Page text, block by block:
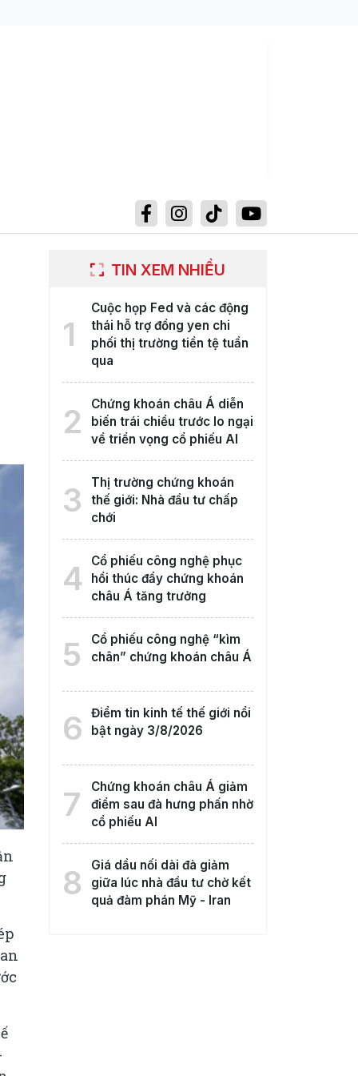
TIN XEM NHIỀU
1
Cuộc họp Fed và các động
thái hỗ trợ đồng yen chi
phối thị trường tiền tệ tuần
qua
2
Chứng khoán châu Á diễn
biến trái chiều trước lo ngại
về triển vọng cổ phiếu AI
3
Thị trường chứng khoán
thế giới: Nhà đầu tư chấp
chới
4
Cổ phiếu công nghệ phục
hồi thúc đẩy chứng khoán
châu Á tăng trưởng
5
Cổ phiếu công nghệ “kìm
chân” chứng khoán châu Á
6
Điểm tin kinh tế thế giới nổi
bật ngày 3/8/2026
7
Chứng khoán châu Á giảm
điểm sau đà hưng phấn nhờ
cổ phiếu AI
8
Giá dầu nối dài đà giảm
giữa lúc nhà đầu tư chờ kết
quả đàm phán Mỹ - Iran